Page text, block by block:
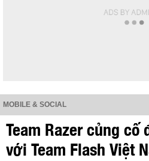
MOBILE & SOCIAL
Team Razer củng cố
với Team Flash Việt